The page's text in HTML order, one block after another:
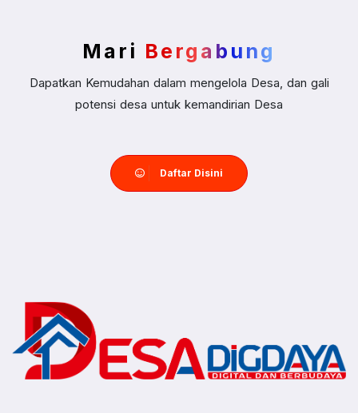
Mari Bergabung
Dapatkan Kemudahan dalam mengelola Desa, dan gali
potensi desa untuk kemandirian Desa
Daftar Disini